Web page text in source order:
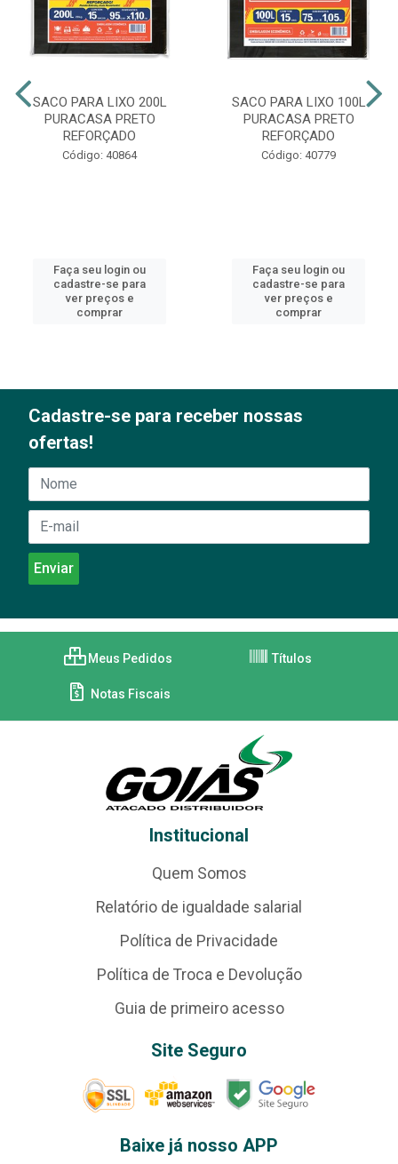
SACO PARA LIXO 200L
PURACASA PRETO
REFORÇADO
Código: 40864
Faça seu login ou
cadastre-se para
ver preços e
comprar
SACO PARA LIXO 100L
PURACASA PRETO
REFORÇADO
Código: 40779
Faça seu login ou
cadastre-se para
ver preços e
comprar
Cadastre-se para receber nossas
ofertas!
Meus Pedidos Títulos
Notas Fiscais
Institucional
Quem Somos
Relatório de igualdade salarial
Política de Privacidade
Política de Troca e Devolução
Guia de primeiro acesso
Site Seguro
Baixe já nosso APP